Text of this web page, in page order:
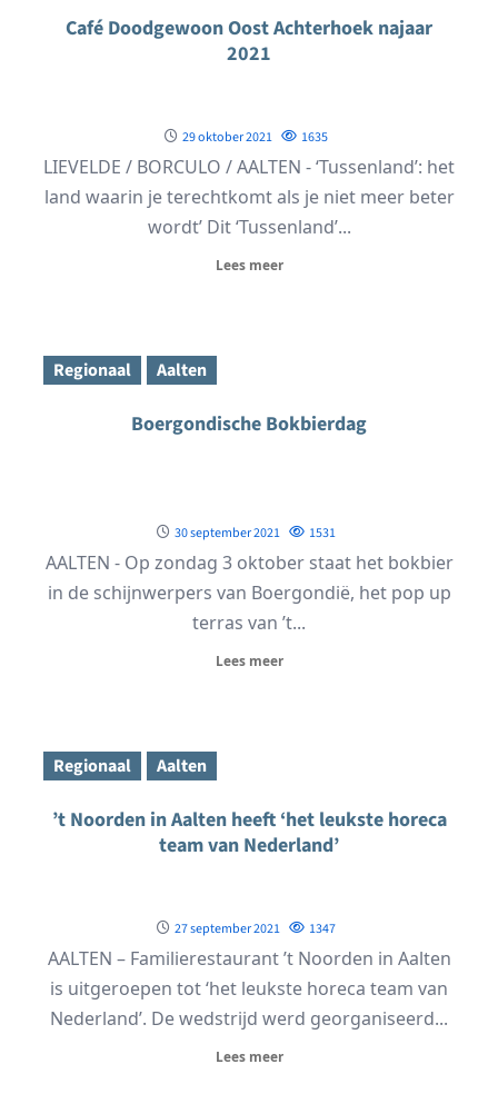
Café Doodgewoon Oost Achterhoek najaar
2021
29 oktober 2021 1635
LIEVELDE / BORCULO / AALTEN - ‘Tussenland’: het
land waarin je terechtkomt als je niet meer beter
wordt’ Dit ‘Tussenland’...
Lees meer
Regionaal Aalten
Boergondische Bokbierdag
30 september 2021 1531
AALTEN - Op zondag 3 oktober staat het bokbier
in de schijnwerpers van Boergondië, het pop up
terras van ’t...
Lees meer
Regionaal Aalten
’t Noorden in Aalten heeft ‘het leukste horeca
team van Nederland’
27 september 2021 1347
AALTEN – Familierestaurant ’t Noorden in Aalten
is uitgeroepen tot ‘het leukste horeca team van
Nederland’. De wedstrijd werd georganiseerd...
Lees meer